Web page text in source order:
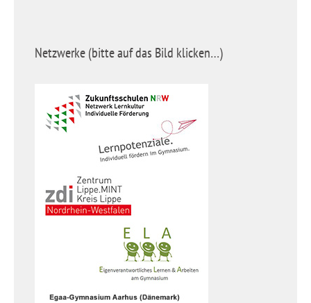
Netzwerke (bitte auf das Bild klicken…)